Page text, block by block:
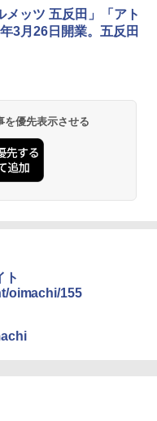
ー・ウォーズ
地球の歩き方D アジア
地球の歩き方A ヨーロッ
クション 山善] ポップアッ
に広げて畳める パッとサ
キューブ フルクローズ メ
ンタッチテント キャンプ
クスピーク) 着替えテン
ント 【中が透けない】 1
災グッズ 災害用トイレ ビ
ップアップテント 携帯 簡
めざましテレビで紹介》
RENEW 幅200 2-3人用 43
ンレス保冷剤 2個セット 2
急速冷凍 空間倍増 衛生的
長持ち
イトシート付 折りたたみ
階高さ調整 軽量 収納袋付
全ロック搭載 携帯収納袋
シシ対策 自治体・教育機
・キャンプ・アウトドア・
メッツ 五反田」「アト
3月26日開業。五反田
優先表示させる
ト
oimachi/155